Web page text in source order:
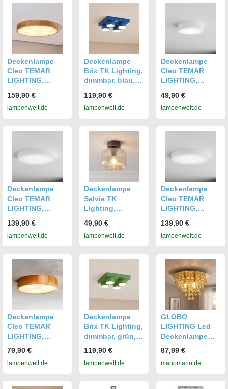
Deckenlampe
Cleo TEMAR
LIGHTING,
hell, für Wohn- /
Esszimmer,
159,90 €
lampenwelt.de
Deckenlampe
Brix TK Lighting,
dimmbar, blau,
Esszimmer,
Metall, Modern,
119,90 €
lampenwelt.de
Deckenlampe
Cleo TEMAR
LIGHTING,
opal, für Wohn- /
Esszimmer,
49,90 €
lampenwelt.de
Deckenlampe
Cleo TEMAR
LIGHTING,
opal, für Wohn- /
Esszimmer,
139,90 €
lampenwelt.de
Deckenlampe
Salvia TK
Lighting,
rost, für Wohn- /
Esszimmer, Glas,
49,90 €
lampenwelt.de
Deckenlampe
Cleo TEMAR
LIGHTING,
opal, für Wohn- /
Esszimmer,
139,90 €
lampenwelt.de
Deckenlampe
Cleo TEMAR
LIGHTING,
hell, für Wohn- /
Esszimmer,
Deckenlampe
79,90 €
lampenwelt.de
Deckenlampe
Brix TK Lighting,
dimmbar, grün,
Esszimmer,
Metall, Modern,
119,90 €
lampenwelt.de
GLOBO
LIGHTING Led
Deckenlampe
Schlafzimmerlam
pe 3-flammig
87,99 €
manomano.de